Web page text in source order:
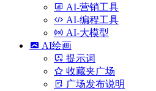
AI-营销工具
AI-编程工具
AI-大模型
AI绘画
提示词
收藏夹广场
广场发布说明